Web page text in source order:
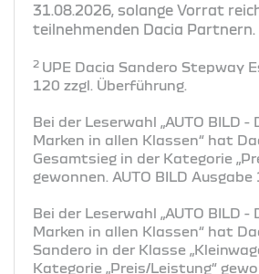
31.08.2026, solange Vorrat
teilnehmenden Dacia Partnern.
2 UPE Dacia Sandero Stepway
120 zzgl. Überführung.
Bei der Leserwahl „AUTO BILD -
Marken in allen Klassen“ hat
Gesamtsieg in der Kategorie
gewonnen. AUTO BILD
Bei der Leserwahl „AUTO BILD -
Marken in allen Klassen“ hat
Sandero in der Klasse
Kategorie „Preis/Leistung“